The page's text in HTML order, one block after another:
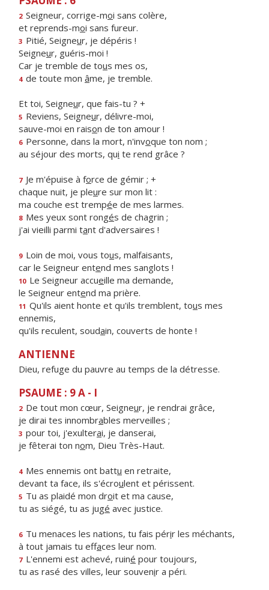
2 Seigneur, corrige-moi sans colère,
et reprends-moi sans fureur.
3 Pitié, Seigneur, je dépéris !
Seigneur, guéris-moi !
Car je tremble de tous mes os,
4 de toute mon âme, je tremble.
Et toi, Seigneur, que fais-tu ? +
5 Reviens, Seigneur, délivre-moi,
sauve-moi en raison de ton amour !
6 Personne, dans la mort, n'invoque ton nom ;
au séjour des morts, qui te rend grâce ?
7 Je m'épuise à force de gémir ; +
chaque nuit, je pleure sur mon lit :
ma couche est trempée de mes larmes.
8 Mes yeux sont rongés de chagrin ;
j'ai vieilli parmi tant d'adversaires !
9 Loin de moi, vous tous, malfaisants,
car le Seigneur entend mes sanglots !
10 Le Seigneur accueille ma demande,
le Seigneur entend ma prière.
11 Qu'ils aient honte et qu'ils tremblent, tous mes
ennemis,
qu'ils reculent, soudain, couverts de honte !
ANTIENNE
Dieu, refuge du pauvre au temps de la détresse.
PSAUME : 9 A - I
2 De tout mon cœur, Seigneur, je rendrai grâce,
je dirai tes innombrables merveilles ;
3 pour toi, j'exulterai, je danserai,
je fêterai ton nom, Dieu Très-Haut.
4 Mes ennemis ont battu en retraite,
devant ta face, ils s'écroulent et périssent.
5 Tu as plaidé mon droit et ma cause,
tu as siégé, tu as jugé avec justice.
6 Tu menaces les nations, tu fais périr les méchants,
à tout jamais tu effaces leur nom.
7 L'ennemi est achevé, ruiné pour toujours,
tu as rasé des villes, leur souvenir a péri.